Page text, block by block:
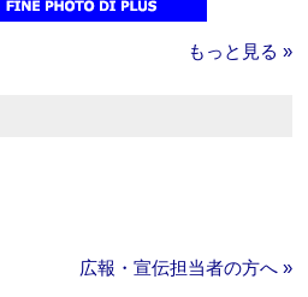
もっと見る »
広報・宣伝担当者の方へ »